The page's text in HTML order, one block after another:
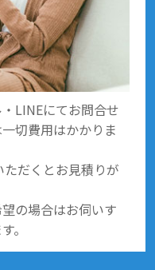
LINEにてお問合せ
切費用はかかりま
だくとお見積りが
の場合はお伺いす
。